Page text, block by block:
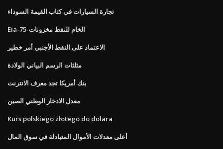
تجارة السيارات في كتاب القيمة السوداء
Eia-الخام للنفط مخزونات-75
الاعتماد على النفط الأجنبي أمر خطير
مثلثات الرسم البياني الولادة
بنك أمريكا تجد معرف الانترنت
معدل الادخار الوطني الصين
Kurs polskiego złotego do dolara
أعلى معدلات الأموال المتبادلة في سوق المال